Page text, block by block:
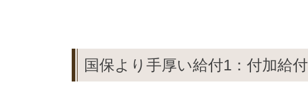
国保より手厚い給付1：付加給付